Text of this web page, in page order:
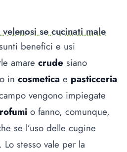
se cucinati male
benefici e usi
amare crude siano
in cosmetica e pasticceria
vengono impiegate
o fanno, comunque,
se l’uso delle cugine
stesso vale per la